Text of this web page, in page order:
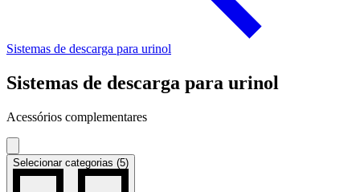
Sistemas de descarga para urinol
Sistemas de descarga para urinol
Acessórios complementares
Selecionar categorias (5)